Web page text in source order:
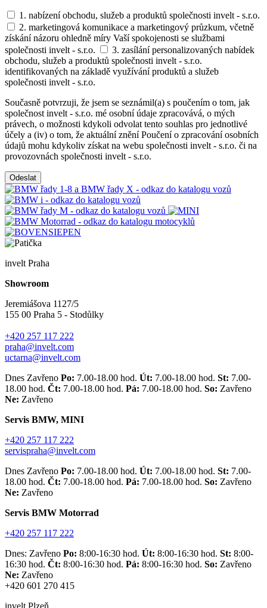
1. nabízení obchodu, služeb a produktů společnosti invelt - s.r.o.
2. marketingová komunikace a marketingový průzkum, včetně
získání názoru ohledně míry Vaší spokojenosti se službami
společnosti invelt - s.r.o.
3. zasílání personalizovaných nabídek
obchodu, služeb a produktů společnosti invelt - s.r.o.
identifikovaných na základě využívání produktů a služeb
společnosti invelt - s.r.o.
Současně potvrzuji, že jsem se seznámil(a) s poučením o tom, jak
společnost invelt - s.r.o. mé osobní údaje zpracovává, o mých
právech, o možnosti kdykoli odvolat tento souhlas pro jednotlivé
účely a (iv) o tom, že aktuální znění Poučení o zpracování osobních
údajů mohu kdykoliv získat na webu společnosti invelt - s.r.o. či na
provozovnách společnosti invelt - s.r.o.
Odeslat
invelt Praha
Showroom
Jeremiášova 1127/5
155 00 Praha 5 - Stodůlky
+420 257 117 222
praha@invelt.com
uctarna@invelt.com
Dnes Zavřeno Po: 7.00-18.00 hod. Út: 7.00-18.00 hod. St: 7.00-
18.00 hod. Čt: 7.00-18.00 hod. Pá: 7.00-18.00 hod. So: Zavřeno
Ne: Zavřeno
Servis BMW, MINI
+420 257 117 222
servispraha@invelt.com
Dnes Zavřeno Po: 7.00-18.00 hod. Út: 7.00-18.00 hod. St: 7.00-
18.00 hod. Čt: 7.00-18.00 hod. Pá: 7.00-18.00 hod. So: Zavřeno
Ne: Zavřeno
Servis BMW Motorrad
+420 257 117 222
Dnes: Zavřeno Po: 8:00-16:30 hod. Út: 8:00-16:30 hod. St: 8:00-
16:30 hod. Čt: 8:00-16:30 hod. Pá: 8:00-16:30 hod. So: Zavřeno
Ne: Zavřeno
+420 601 270 415